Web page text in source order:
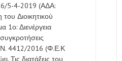
6/5-4-2019 (ΑΔΑ:
Διοικητικού
1ο: Διενέργεια
Ν. 4412/2016 (Φ.Ε.Κ
Τις διατάξεις του